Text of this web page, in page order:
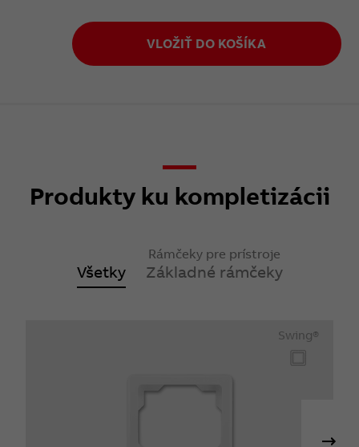
VLOŽIŤ DO KOŠÍKA
Produkty ku kompletizácii
Všetky
Rámčeky pre prístroje
Základné rámčeky
Swing®